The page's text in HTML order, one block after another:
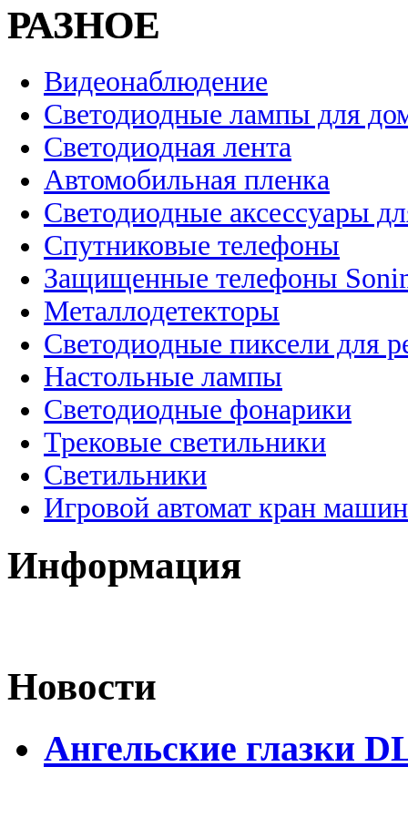
РАЗНОЕ
Видеонаблюдение
Светодиодные лампы для
Светодиодная лента
Автомобильная пленка
Светодиодные аксессуары
Спутниковые телефоны
Защищенные телефоны
Металлодетекторы
Светодиодные пиксели для
Настольные лампы
Светодиодные фонарики
Трековые светильники
Светильники
Игровой автомат кран
Информация
Новости
Ангельские глазки